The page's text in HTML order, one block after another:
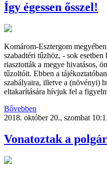
Így égessen ősszel!
Komárom-Esztergom
szabadtéri tűzhöz, - sok
riasztották a megye hivatásos,
tűzoltóit. Ebben a
szabályaira, illetve a (növényi)
eltakarítására hívjuk fel a
Bővebben
2018. október 20., szombat
Vonatoztak a